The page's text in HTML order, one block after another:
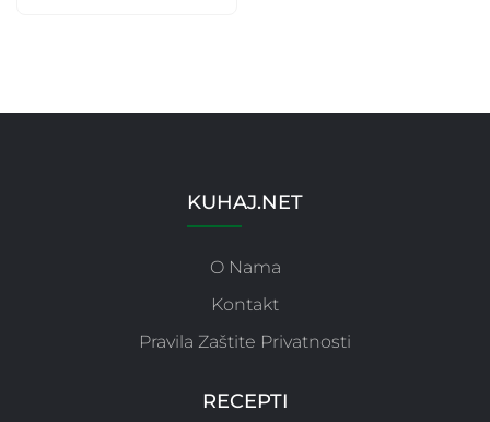
KUHAJ.NET
O Nama
Kontakt
Pravila Zaštite Privatnosti
RECEPTI